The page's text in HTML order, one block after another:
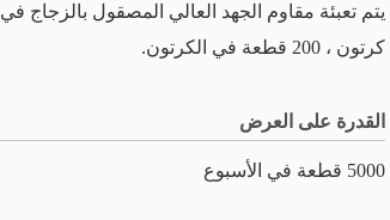
يتم تعبئة مقاوم الجهد العالي المصقول بالزجاج في
كرتون ، 200 قطعة في الكرتون.
القدرة على العرض
5000 قطعة في الأسبوع